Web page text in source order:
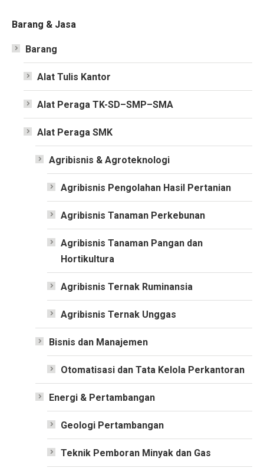
Barang & Jasa
Barang
Alat Tulis Kantor
Alat Peraga TK-SD–SMP–SMA
Alat Peraga SMK
Agribisnis & Agroteknologi
Agribisnis Pengolahan Hasil Pertanian
Agribisnis Tanaman Perkebunan
Agribisnis Tanaman Pangan dan
Hortikultura
Agribisnis Ternak Ruminansia
Agribisnis Ternak Unggas
Bisnis dan Manajemen
Otomatisasi dan Tata Kelola Perkantoran
Energi & Pertambangan
Geologi Pertambangan
Teknik Pemboran Minyak dan Gas